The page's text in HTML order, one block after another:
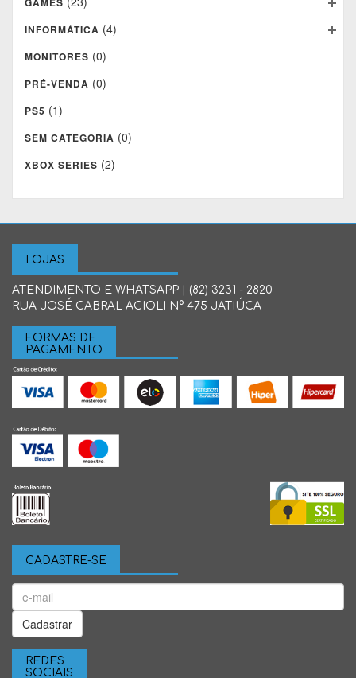
INFORMÁTICA (4)
MONITORES (0)
PRÉ-VENDA (0)
PS5 (1)
SEM CATEGORIA (0)
XBOX SERIES (2)
LOJAS
ATENDIMENTO E WHATSAPP | (82) 3231 - 2820
RUA JOSÉ CABRAL ACIOLI N° 475 JATIÚCA
FORMAS DE
PAGAMENTO
CADASTRE-SE
Cadastrar
REDES
SOCIAIS